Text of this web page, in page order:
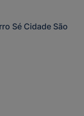
Sé Cidade São